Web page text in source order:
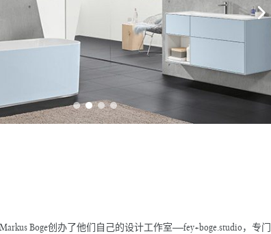
Boge创办了他们自己的设计工作室——fey+boge.studio，专门